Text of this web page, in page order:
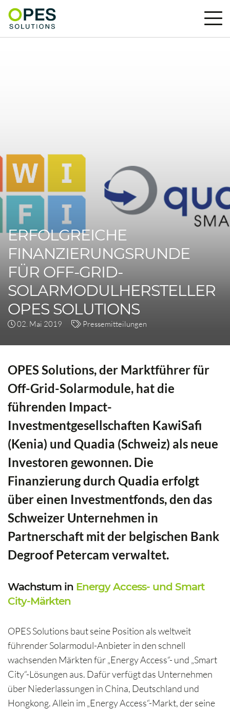
ERFOLGREICHE
FINANZIERUNGSRUNDE
FÜR OFF-GRID-
SOLARMODULHERSTELLER
OPES SOLUTIONS
02. Mai 2019 Pressemitteilungen
OPES Solutions, der Marktführer für
Off-Grid-Solarmodule, hat die
führenden Impact-
Investmentgesellschaften KawiSafi
(Kenia) und Quadia (Schweiz) als neue
Investoren gewonnen. Die
Finanzierung durch Quadia erfolgt
über einen Investmentfonds, den das
Schweizer Unternehmen in
Partnerschaft mit der belgischen Bank
Degroof Petercam verwaltet.
Wachstum in Energy Access- und Smart
City-Märkten
OPES Solutions baut seine Position als weltweit
führender Solarmodul-Anbieter in den schnell
wachsenden Märkten für „Energy Access“- und „Smart
City“-Lösungen aus. Dafür verfügt das Unternehmen
über Niederlassungen in China, Deutschland und
Hongkong. Allein im „Energy Access“-Markt, der seine